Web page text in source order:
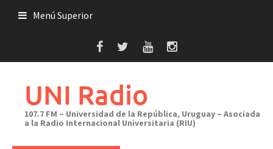
Menú Superior
UNI Radio
107.7 FM – Universidad de la República, Uruguay – Asociada
a la Radio Internacional Universitaria (RIU)